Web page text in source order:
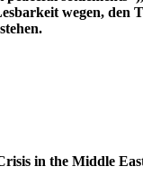
wegen, den
in the Middle